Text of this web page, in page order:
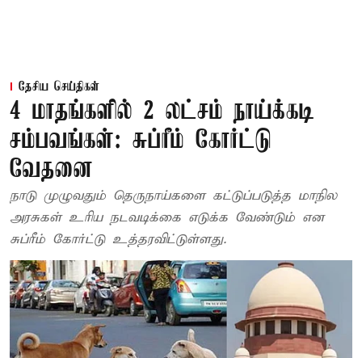
தேசிய செய்திகள்
4 மாதங்களில் 2 லட்சம் நாய்க்கடி
சம்பவங்கள்: சுப்ரீம் கோர்ட்டு
வேதனை
நாடு முழுவதும் தெருநாய்களை கட்டுப்படுத்த மாநில
அரசுகள் உரிய நடவடிக்கை எடுக்க வேண்டும் என
சுப்ரீம் கோர்ட்டு உத்தரவிட்டுள்ளது.